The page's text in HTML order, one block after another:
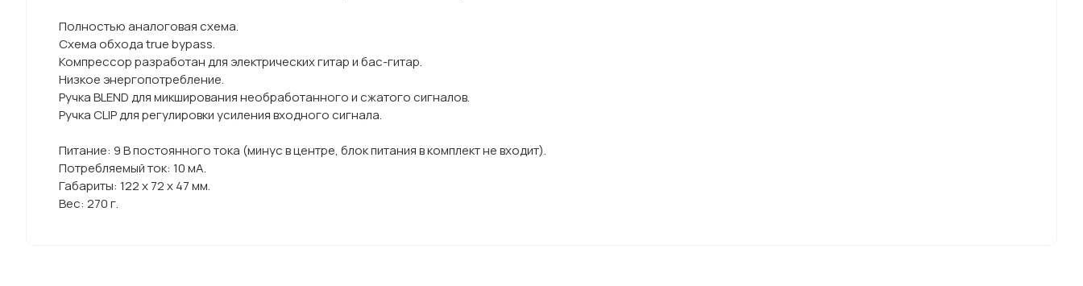
Полностью аналоговая схема.
Схема обхода true bypass.
Компрессор разработан для электрических гитар и бас-гитар.
Низкое энергопотребление.
Ручка BLEND для микширования необработанного и сжатого сигналов.
Ручка CLIP для регулировки усиления входного сигнала.
Питание: 9 В постоянного тока (минус в центре, блок питания в комплект не входит).
Потребляемый ток: 10 мА.
Габариты: 122 х 72 х 47 мм.
Вес: 270 г.